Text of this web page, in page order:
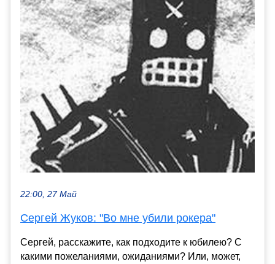
22:00, 27 Май
Сергей Жуков: "Во мне убили рокера"
Сергей, расскажите, как подходите к юбилею? С
какими пожеланиями, ожиданиями? Или, может,